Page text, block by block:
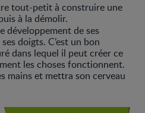
tout-petit à construire une
à la démolir.
développement de ses
doigts. C’est un bon
dans lequel il peut créer ce
les choses fonctionnent.
mains et mettra son cerveau